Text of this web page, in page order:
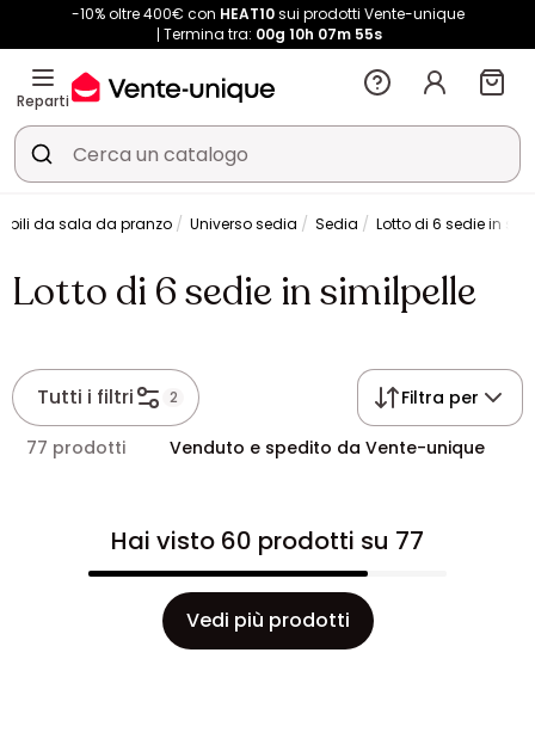
-10% oltre 400€ con HEAT10sui prodotti Vente-unique
Termina tra: 00g 10h 07m 54s
Reparti
da sala da pranzo Universo sedia Sedia Lotto di 6 sedie in
Lotto di 6 sedie in similpelle
Tutti i filtri 2 Filtra per
77 prodotti Venduto e spedito da Vente-unique
Hai visto 60 prodotti su 77
Vedi più prodotti